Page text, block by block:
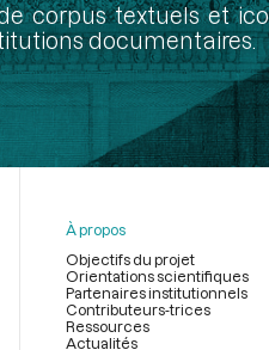
corpus textuels et
documentaires.
À propos
Objectifs du projet
Orientations scientifiques
Partenaires institutionnels
Contributeurs-trices
Ressources
Actualités